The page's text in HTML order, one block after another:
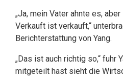
„Ja, mein Vater ahnte es,
Verkauft ist verkauft,“
Berichterstattung von Yang.
„Das ist auch richtig so,“ fuhr
mitgeteilt hast sieht die